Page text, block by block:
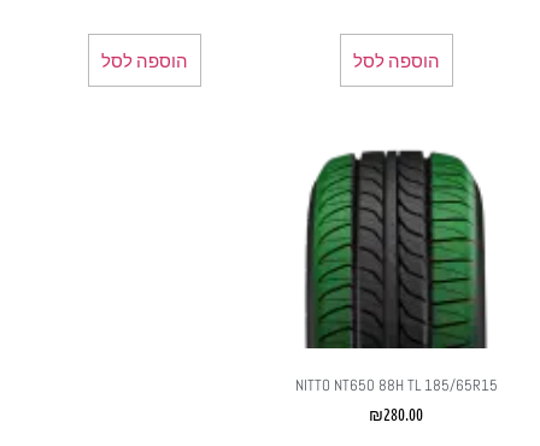
הוספה לסל הוספה לסל
NITTO NT650 88H TL 185/65R15
₪280.00